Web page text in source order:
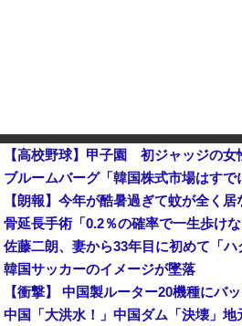
【朗報】今年が酷暑過ぎて蚊が全く居
韓国サッカーのイメージが墜落